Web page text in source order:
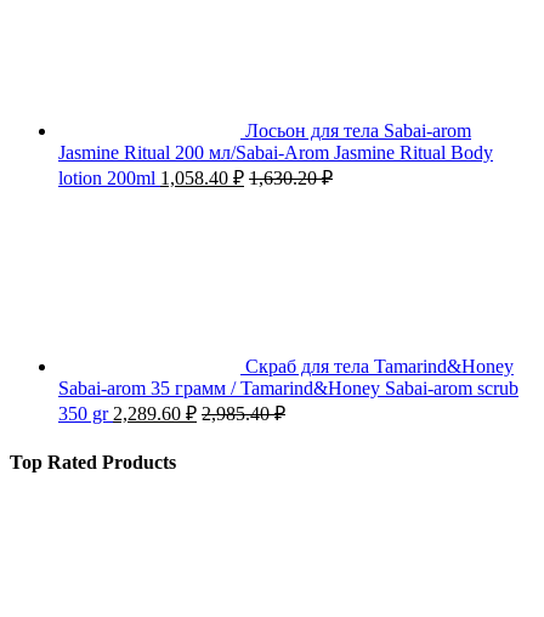
Лосьон для тела Sabai-arom
Jasmine Ritual 200 мл/Sabai-Arom Jasmine Ritual Body
lotion 200ml 1,058.40 ₽ 1,630.20₽
Скраб для тела Tamarind&Honey
Sabai-arom 35 грамм / Tamarind&Honey Sabai-arom scrub
350 gr 2,289.60 ₽ 2,985.40₽
Top Rated Products